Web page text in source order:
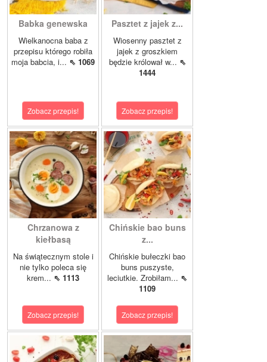
Babka genewska
Wielkanocna baba z
przepisu którego robiła
moja babcia, i... ⇖ 1069
Zobacz przepis!
Pasztet z jajek z...
Wiosenny pasztet z
jajek z groszkiem
będzie królował w... ⇖
1444
Zobacz przepis!
Chrzanowa z
kiełbasą
Na świątecznym stole i
nie tylko poleca się
krem... ⇖ 1113
Zobacz przepis!
Chińskie bao buns
z...
Chińskie bułeczki bao
buns puszyste,
leciutkie. Zrobiłam... ⇖
1109
Zobacz przepis!